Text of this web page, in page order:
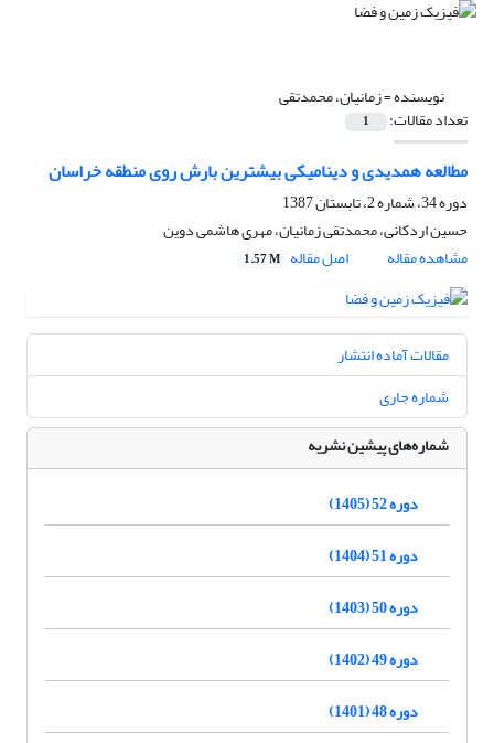
نویسنده =زمانیان، محمدتقی
تعداد مقالات: 1
مطالعه همدیدی و دینامیکی بیشترین بارش روی منطقه خراسان
دوره 34، شماره 2، تابستان 1387
حسین اردکانی، محمدتقی زمانیان، مهری هاشمی دوین
مشاهده مقاله
اصل مقاله 1.57 M
مقالات آماده انتشار
شماره جاری
شماره‌های پیشین نشریه
دوره 52 (1405)
دوره 51 (1404)
دوره 50 (1403)
دوره 49 (1402)
دوره 48 (1401)